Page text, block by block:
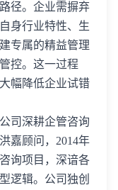
径。企业需摒弃
身行业特性、生
专属的精益管理
控。这一过程
幅降低企业试错
司深耕企管咨询
嘉顾问，2014年
询项目，深谙各
逻辑。公司独创